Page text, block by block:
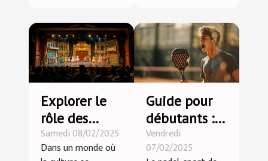
Explorer le
rôle des
théâtres
locaux dans
Samedi 08/02/2025
Dans un monde où
Guide pour
débutants :
Premiers pas
dans le
Vendredi
07/02/2025